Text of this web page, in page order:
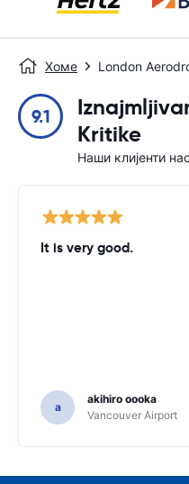
Хоме London
9.1
Kritike
Наши клијенти
It is very good.
a
akihiro oooka
Vancouver Airport